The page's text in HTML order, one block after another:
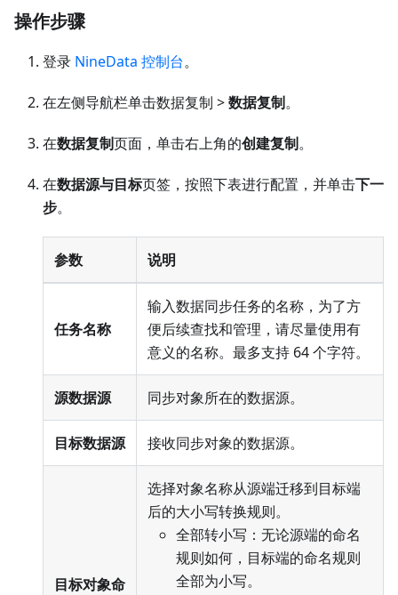
操作步骤
登录 NineData 控制台。
在左侧导航栏单击数据复制 >数据复制。
在数据复制页面，单击右上角的创建复制。
在数据源与目标页签，按照下表进行配置，并单击下一
步。
参数 说明
任务名称
输入数据同步任务的名称，为了方
便后续查找和管理，请尽量使用有
意义的名称。最多支持 64 个字符。
源数据源 同步对象所在的数据源。
目标数据源 接收同步对象的数据源。
目标对象命
选择对象名称从源端迁移到目标端
后的大小写转换规则。
全部转小写：无论源端的命名
规则如何，目标端的命名规则
全部为小写。